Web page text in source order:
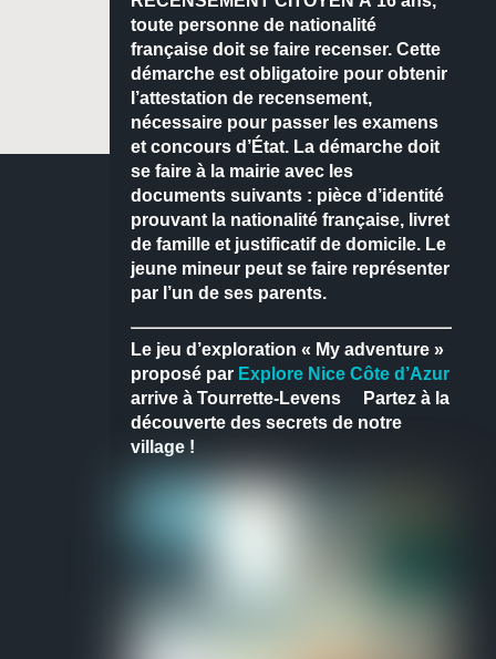
toute personne de nationalité
française doit se faire recenser. Cette
démarche est obligatoire pour obtenir
l’attestation de recensement,
nécessaire pour passer les examens
et concours d’État.La démarche doit
se faire à la mairie avec les
documents suivants : pièce d’identité
prouvant la nationalité française, livret
de famille et justificatif de domicile.Le
jeune mineur peut se faire représenter
par l’un de ses parents.
Le jeu d’exploration « My adventure »
proposé par Explore Nice Côte d’Azur
arrive à Tourrette-Levens
Partez à la
découverte des secrets de notre
village !